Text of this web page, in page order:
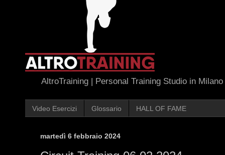
AltroTraining | Personal Training Studio in Milano
Video Esercizi Glossario HALL OF FAME
martedì 6 febbraio 2024